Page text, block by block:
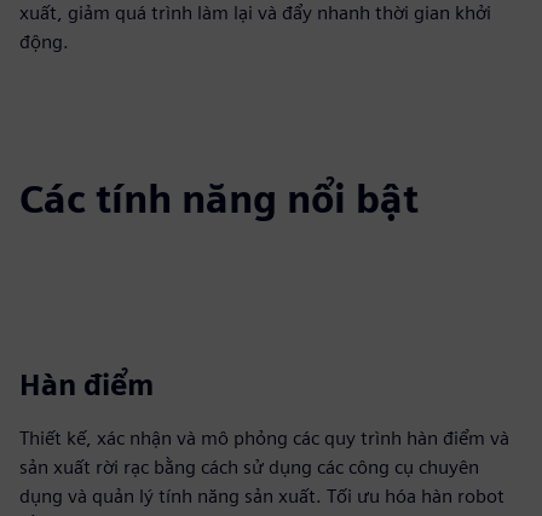
xuất, giảm quá trình làm lại và đẩy nhanh thời gian khởi
động.
Các tính năng nổi bật
Hàn điểm
Thiết kế, xác nhận và mô phỏng các quy trình hàn điểm và
sản xuất rời rạc bằng cách sử dụng các công cụ chuyên
dụng và quản lý tính năng sản xuất. Tối ưu hóa hàn robot